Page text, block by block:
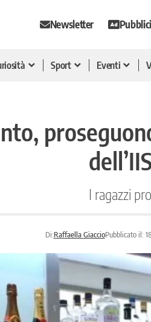
Newsletter
Sport Eventi
I ragazzi
Di:Raffaella GiaccioPubblicato il: